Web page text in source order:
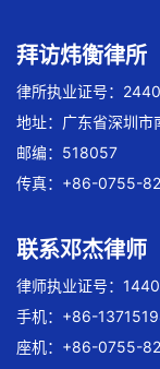
拜访炜衡律所
律所执业证号：
地址：广东省深圳市
邮编：518057
传真：+86-0755-
联系邓杰律师
律师执业证号：
手机：+86-
座机：+86-0755-